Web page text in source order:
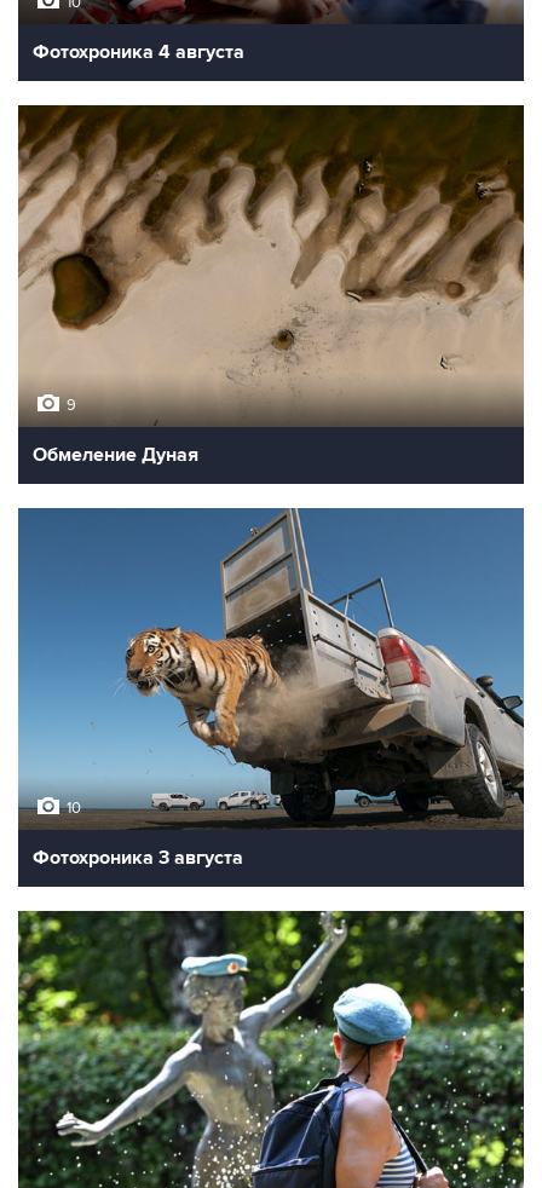
Фотохроника 4 августа
9
Обмеление Дуная
10
Фотохроника 3 августа